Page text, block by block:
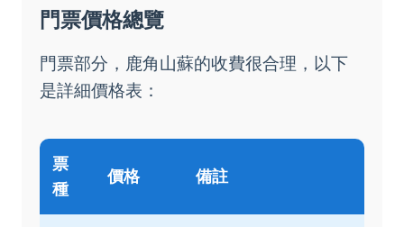
門票價格總覽
門票部分，鹿角山蘇的收費很合理，以下
是詳細價格表：
票
種
價格 備註